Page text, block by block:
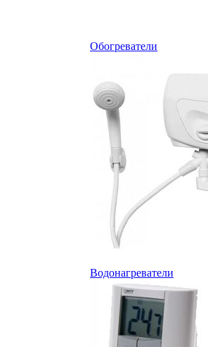
Обогреватели
Водонагреватели